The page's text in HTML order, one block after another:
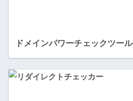
ドメインパワーチェックツール